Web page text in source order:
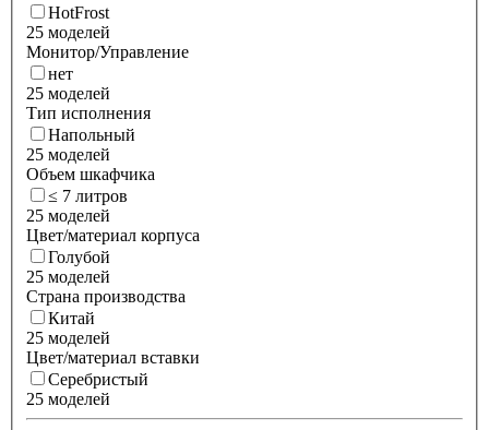
HotFrost
25 моделей
Монитор/Управление
нет
25 моделей
Тип исполнения
Напольный
25 моделей
Объем шкафчика
≤ 7 литров
25 моделей
Цвет/материал корпуса
Голубой
25 моделей
Страна производства
Китай
25 моделей
Цвет/материал вставки
Серебристый
25 моделей